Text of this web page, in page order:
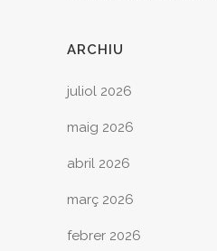
ARCHIU
juliol 2026
maig 2026
abril 2026
març 2026
febrer 2026